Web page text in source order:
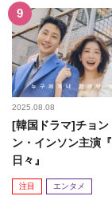
2025.08.08
[韓国ドラマ]チョン
ン・インソン主演
日々』
注目 エンタメ